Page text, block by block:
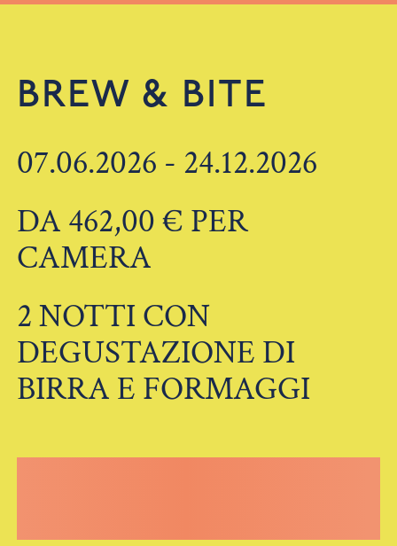
BREW & BITE
07.06.2026 - 24.12.2026
DA 462,00 € PER
CAMERA
2 NOTTI CON
DEGUSTAZIONE DI
BIRRA E FORMAGGI